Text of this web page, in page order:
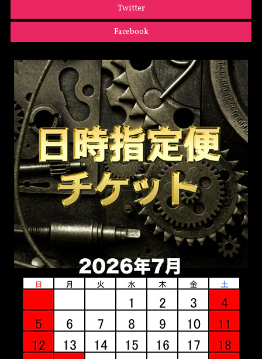
Twitter
Facebook